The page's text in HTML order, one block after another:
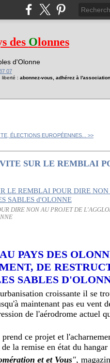
des Olonnes
d'Olonne
07
liberté : abonnez-vous, adhérez à
ÉLECTIONS EUROPÉENNES... >>
SUR LE REMBLAI
DIRE NON AU PROJET DE
PAYS DES
DE
SABLES
croissante il se
maintenant pas eu vent
de l'aérodrome actuel
ce projet et
la remise en état du
et et Vous",